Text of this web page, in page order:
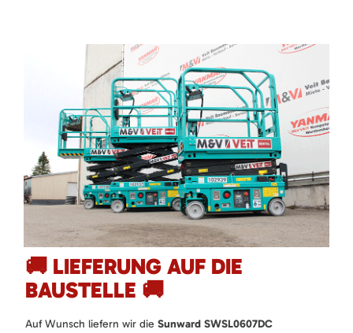
🚚 LIEFERUNG AUF DIE
BAUSTELLE 🚚
Auf Wunsch liefern wir die Sunward SWSL0607DC